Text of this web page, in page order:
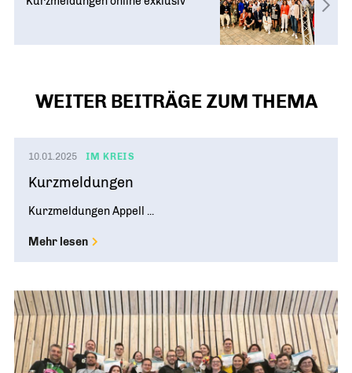
WEITER BEITRÄGE ZUM THEMA
10.01.2025 IM KREIS
Kurzmeldungen
Kurzmeldungen Appell ...
Mehr lesen